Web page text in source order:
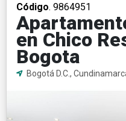
Código. 9864951
en Chico
Bogota
Bogotá D.C.,